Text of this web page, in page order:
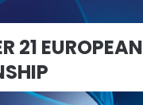
21 EUROPEAN